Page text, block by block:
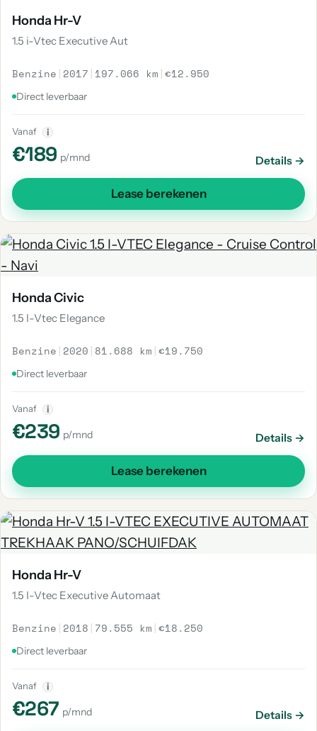
Honda Hr-V
1.5 i-Vtec Executive Aut
Benzine | 2017 | 197.066 km |€12.950
Direct leverbaar
Vanaf i
€189 p/mnd Details →
Lease berekenen
Honda Civic
1.5 I-Vtec Elegance
Benzine | 2020 | 81.688 km |€19.750
Direct leverbaar
Vanaf i
€239 p/mnd Details →
Lease berekenen
Honda Hr-V
1.5 I-Vtec Executive Automaat
Benzine | 2018 | 79.555 km |€18.250
Direct leverbaar
Vanaf i
€267 p/mnd Details →